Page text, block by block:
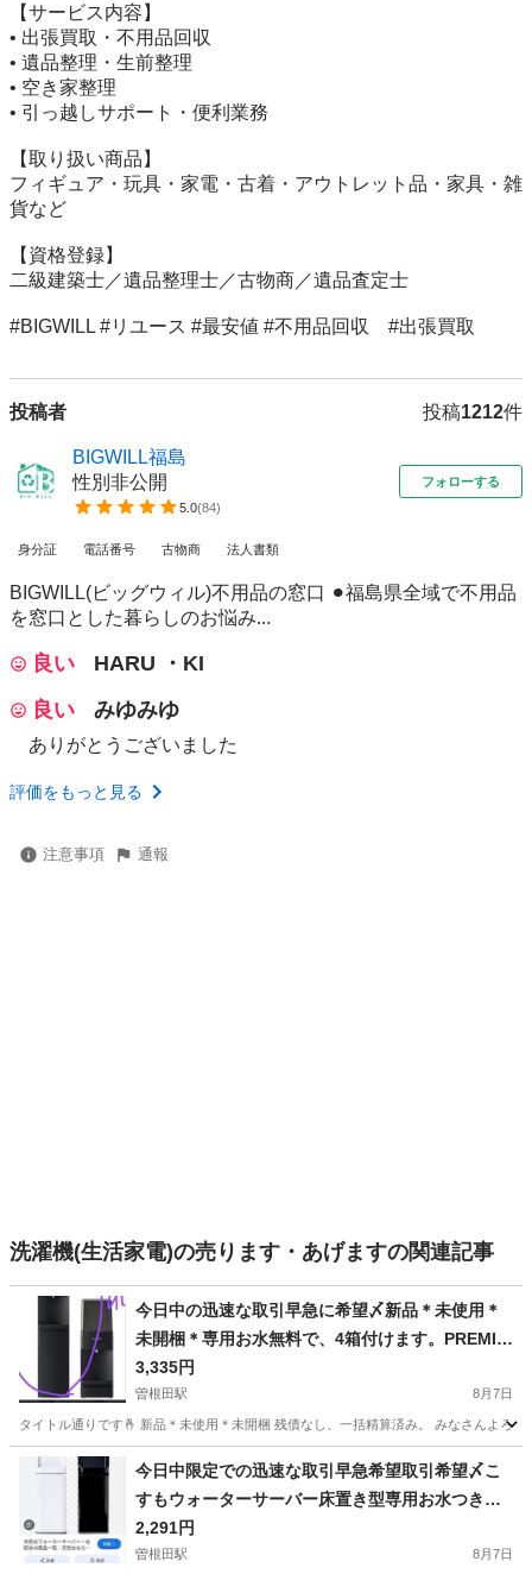
【サービス内容】
• 出張買取・不用品回収
• 遺品整理・生前整理
• 空き家整理
• 引っ越しサポート・便利業務
【取り扱い商品】
フィギュア・玩具・家電・古着・アウトレット品・家具・雑
貨など
【資格登録】
二級建築士／遺品整理士／古物商／遺品査定士
#BIGWILL #リユース #最安値 #不用品回収　#出張買取
投稿者 投稿1212件
BIGWILL福島
性別非公開
5.0(84)
フォローする
身分証 電話番号 古物商 法人書類
BIGWILL(ビッグウィル)不用品の窓口 ⚫︎福島県全域で不用品
を窓口とした暮らしのお悩み...
良い
HARU ・KI
良い
みゆみゆ
ありがとうございました
評価をもっと見る
注意事項 通報
洗濯機(生活家電)の売ります・あげますの関連記事
今日中の迅速な取引早急に希望〆新品＊未使用＊
未開梱＊専用お水無料で、4箱付けます。PREMIU
Mウオーターサーバー床置き型＊いろ、ブラック
3,335円
曽根田駅 8月7日
タイトル通りです🤞 新品＊未使用＊未開梱 残債なし、一括精算済み。 みなさんよろ
福島 福島市 曽根田駅 キッチン家電 サーバー
今日中限定での迅速な取引早急希望取引希望〆こ
すもウォーターサーバー床置き型専用お水つきま
せん。未使用*未開梱*新品
2,291円
曽根田駅 8月7日